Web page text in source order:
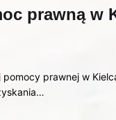
prawną w
prawnej w